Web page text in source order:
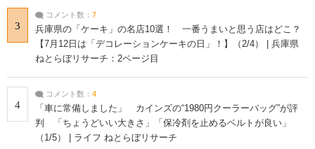
3
コメント数： 7
兵庫県の「ケーキ」の名店10選！ 一番うまいと思う店はどこ？
【7月12日は「デコレーションケーキの日」！】（2/4） | 兵庫県
ねとらぼリサーチ：2ページ目
4
コメント数： 4
「車に常備しました」 カインズの“1980円クーラーバッグ”が評
判 「ちょうどいい大きさ」「保冷剤を止めるベルトが良い」
（1/5） | ライフ ねとらぼリサーチ